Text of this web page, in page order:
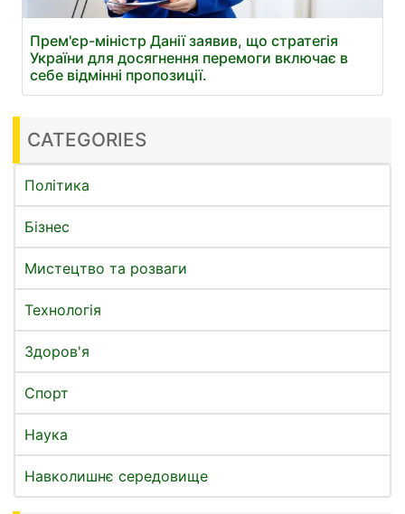
Прем'єр-міністр Данії заявив, що стратегія
України для досягнення перемоги включає в
себе відмінні пропозиції.
CATEGORIES
Політика
Бізнес
Мистецтво та розваги
Технологія
Здоров'я
Спорт
Наука
Навколишнє середовище